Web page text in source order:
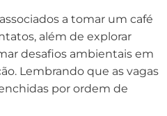
a tomar um café
além de explorar
desafios ambientais em
Lembrando que as vagas
por ordem de